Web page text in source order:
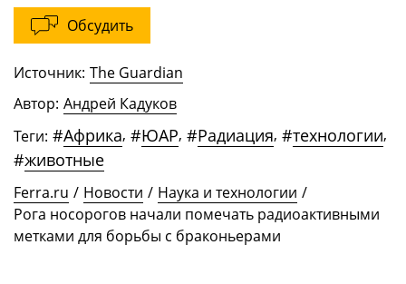
Обсудить
Источник: The Guardian
Автор: Андрей Кадуков
Теги: #Африка, #ЮАР, #Радиация, #технологии,
#животные
Ferra.ru / Новости / Наука и технологии /
Рога носорогов начали помечать радиоактивными
метками для борьбы с браконьерами